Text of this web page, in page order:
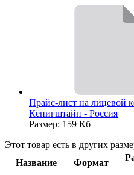
Прайс-лист на лицевой
Кёнигштайн - Россия
Размер: 159 Кб
Этот товар есть в других
Название
Формат